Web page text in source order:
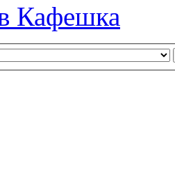
Кафешка